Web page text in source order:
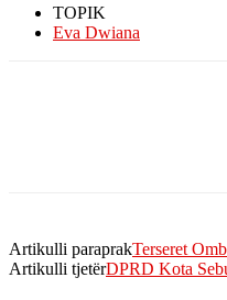
TOPIK
Eva Dwiana
Artikulli paraprakTerseret
Artikulli tjetërDPRD Kota